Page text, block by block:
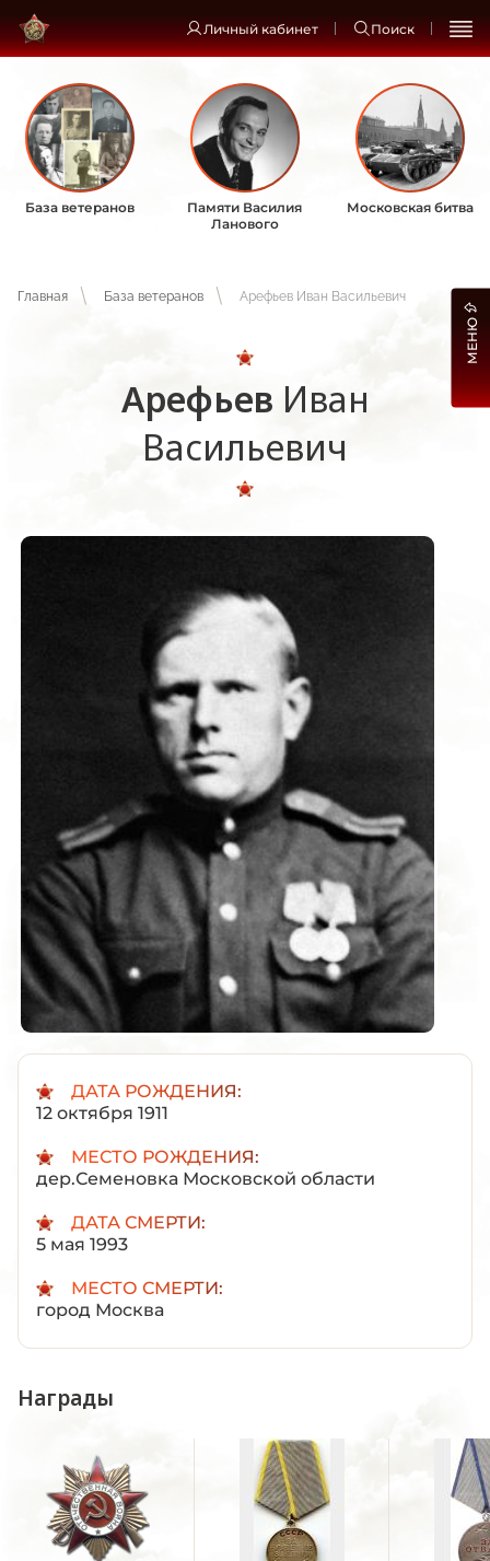
Личный кабинет Поиск
База ветеранов
Памяти Василия
Ланового
Московская битва
Главная База ветеранов Арефьев Иван Васильевич
Арефьев Иван
Васильевич
ДАТА РОЖДЕНИЯ:
12 октября 1911
МЕСТО РОЖДЕНИЯ:
дер.Семеновка Московской области
ДАТА СМЕРТИ:
5 мая 1993
МЕСТО СМЕРТИ:
город Москва
Награды
МЕНЮ